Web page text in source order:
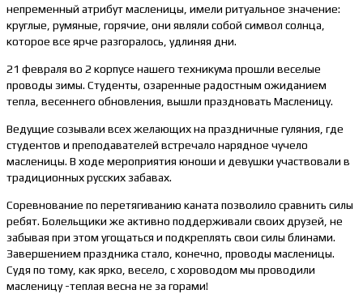
непременный атрибут масленицы, имели ритуальное значение:
круглые, румяные, горячие, они являли собой символ солнца,
которое все ярче разгоралось, удлиняя дни.
21 февраля во 2 корпусе нашего техникума прошли веселые
проводы зимы. Студенты, озаренные радостным ожиданием
тепла, весеннего обновления, вышли праздновать Масленицу.
Ведущие созывали всех желающих на праздничные гуляния, где
студентов и преподавателей встречало нарядное чучело
масленицы. В ходе мероприятия юноши и девушки участвовали в
традиционных русских забавах.
Соревнование по перетягиванию каната позволило сравнить силы
ребят. Болельщики же активно поддерживали своих друзей, не
забывая при этом угощаться и подкреплять свои силы блинами.
Завершением праздника стало, конечно, проводы масленицы.
Судя по тому, как ярко, весело, с хороводом мы проводили
масленицу -теплая весна не за горами!